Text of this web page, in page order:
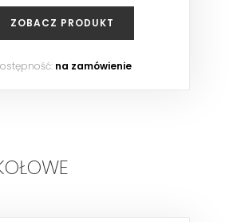
ZOBACZ PRODUKT
na zamówienie